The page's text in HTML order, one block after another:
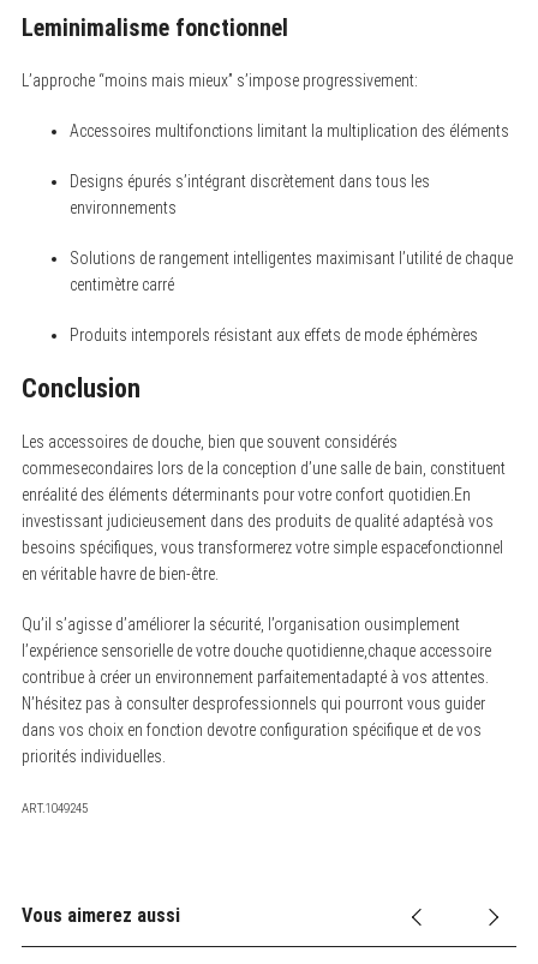
Leminimalisme fonctionnel
L’approche “moins mais mieux” s’impose progressivement:
Accessoires multifonctions limitant la multiplication des éléments
Designs épurés s’intégrant discrètement dans tous les
environnements
Solutions de rangement intelligentes maximisant l’utilité de chaque
centimètre carré
Produits intemporels résistant aux effets de mode éphémères
Conclusion
Les accessoires de douche, bien que souvent considérés
commesecondaires lors de la conception d’une salle de bain, constituent
enréalité des éléments déterminants pour votre confort quotidien.En
investissant judicieusement dans des produits de qualité adaptésà vos
besoins spécifiques, vous transformerez votre simple espacefonctionnel
en véritable havre de bien-être.
Qu’il s’agisse d’améliorer la sécurité, l’organisation ousimplement
l’expérience sensorielle de votre douche quotidienne,chaque accessoire
contribue à créer un environnement parfaitementadapté à vos attentes.
N’hésitez pas à consulter desprofessionnels qui pourront vous guider
dans vos choix en fonction devotre configuration spécifique et de vos
priorités individuelles.
ART.1049245
Vous aimerez aussi